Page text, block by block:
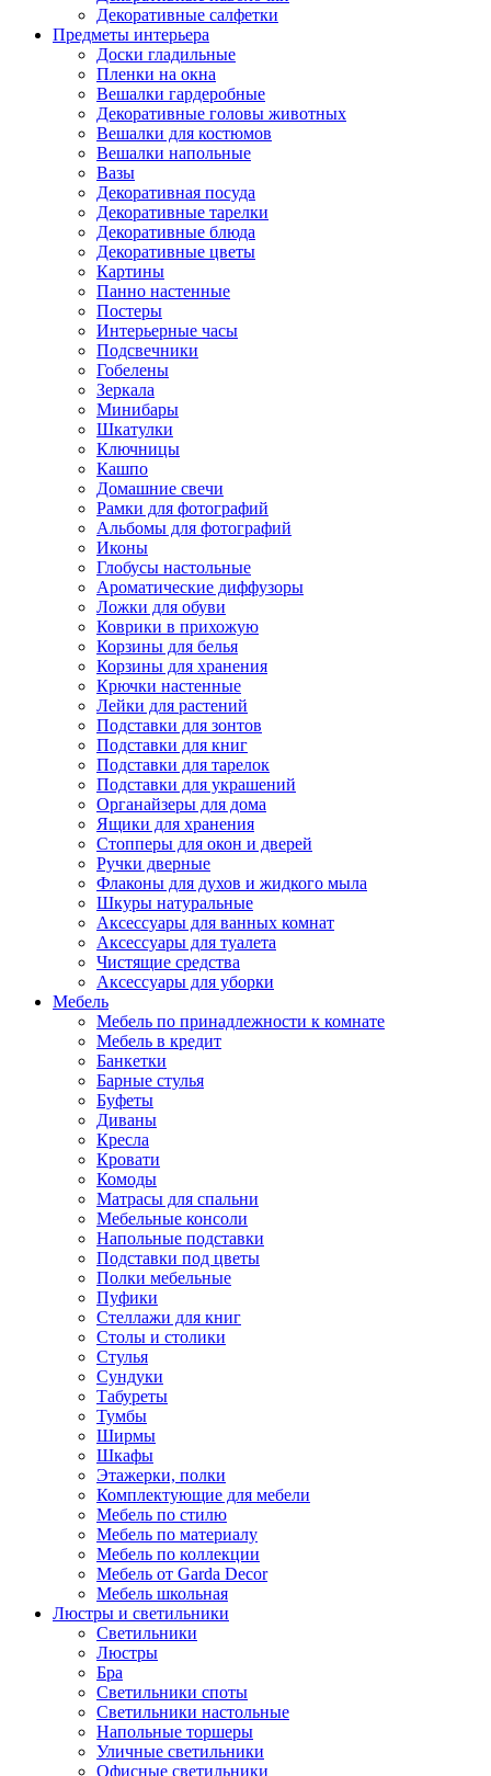
Декоративные салфетки
Предметы интерьера
Доски гладильные
Пленки на окна
Вешалки гардеробные
Декоративные головы животных
Вешалки для костюмов
Вешалки напольные
Вазы
Декоративная посуда
Декоративные тарелки
Декоративные блюда
Декоративные цветы
Картины
Панно настенные
Постеры
Интерьерные часы
Подсвечники
Гобелены
Зеркала
Минибары
Шкатулки
Ключницы
Кашпо
Домашние свечи
Рамки для фотографий
Альбомы для фотографий
Иконы
Глобусы настольные
Ароматические диффузоры
Ложки для обуви
Коврики в прихожую
Корзины для белья
Корзины для хранения
Крючки настенные
Лейки для растений
Подставки для зонтов
Подставки для книг
Подставки для тарелок
Подставки для украшений
Органайзеры для дома
Ящики для хранения
Стопперы для окон и дверей
Ручки дверные
Флаконы для духов и жидкого мыла
Шкуры натуральные
Аксессуары для ванных комнат
Аксессуары для туалета
Чистящие средства
Аксессуары для уборки
Мебель
Мебель по принадлежности к комнате
Мебель в кредит
Банкетки
Барные стулья
Буфеты
Диваны
Кресла
Кровати
Комоды
Матрасы для спальни
Мебельные консоли
Напольные подставки
Подставки под цветы
Полки мебельные
Пуфики
Стеллажи для книг
Столы и столики
Стулья
Сундуки
Табуреты
Тумбы
Ширмы
Шкафы
Этажерки, полки
Комплектующие для мебели
Мебель по стилю
Мебель по материалу
Мебель по коллекции
Мебель от Garda Decor
Мебель школьная
Люстры и светильники
Светильники
Люстры
Бра
Светильники споты
Светильники настольные
Напольные торшеры
Уличные светильники
Офисные светильники